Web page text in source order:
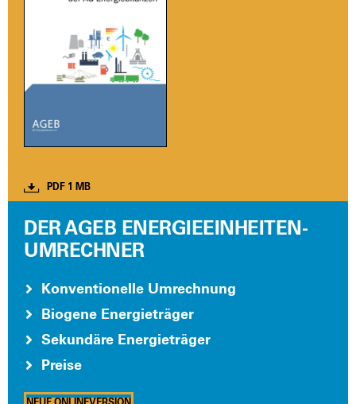
PDF 1 MB
DER AGEB ENERGIEEINHEITEN-
UMRECHNER
Kon­ven­tio­nel­le Umrech­nung
Bio­ge­ne Ener­gie­trä­ger
Sekun­dä­re Ener­gie­trä­ger
Prei­se